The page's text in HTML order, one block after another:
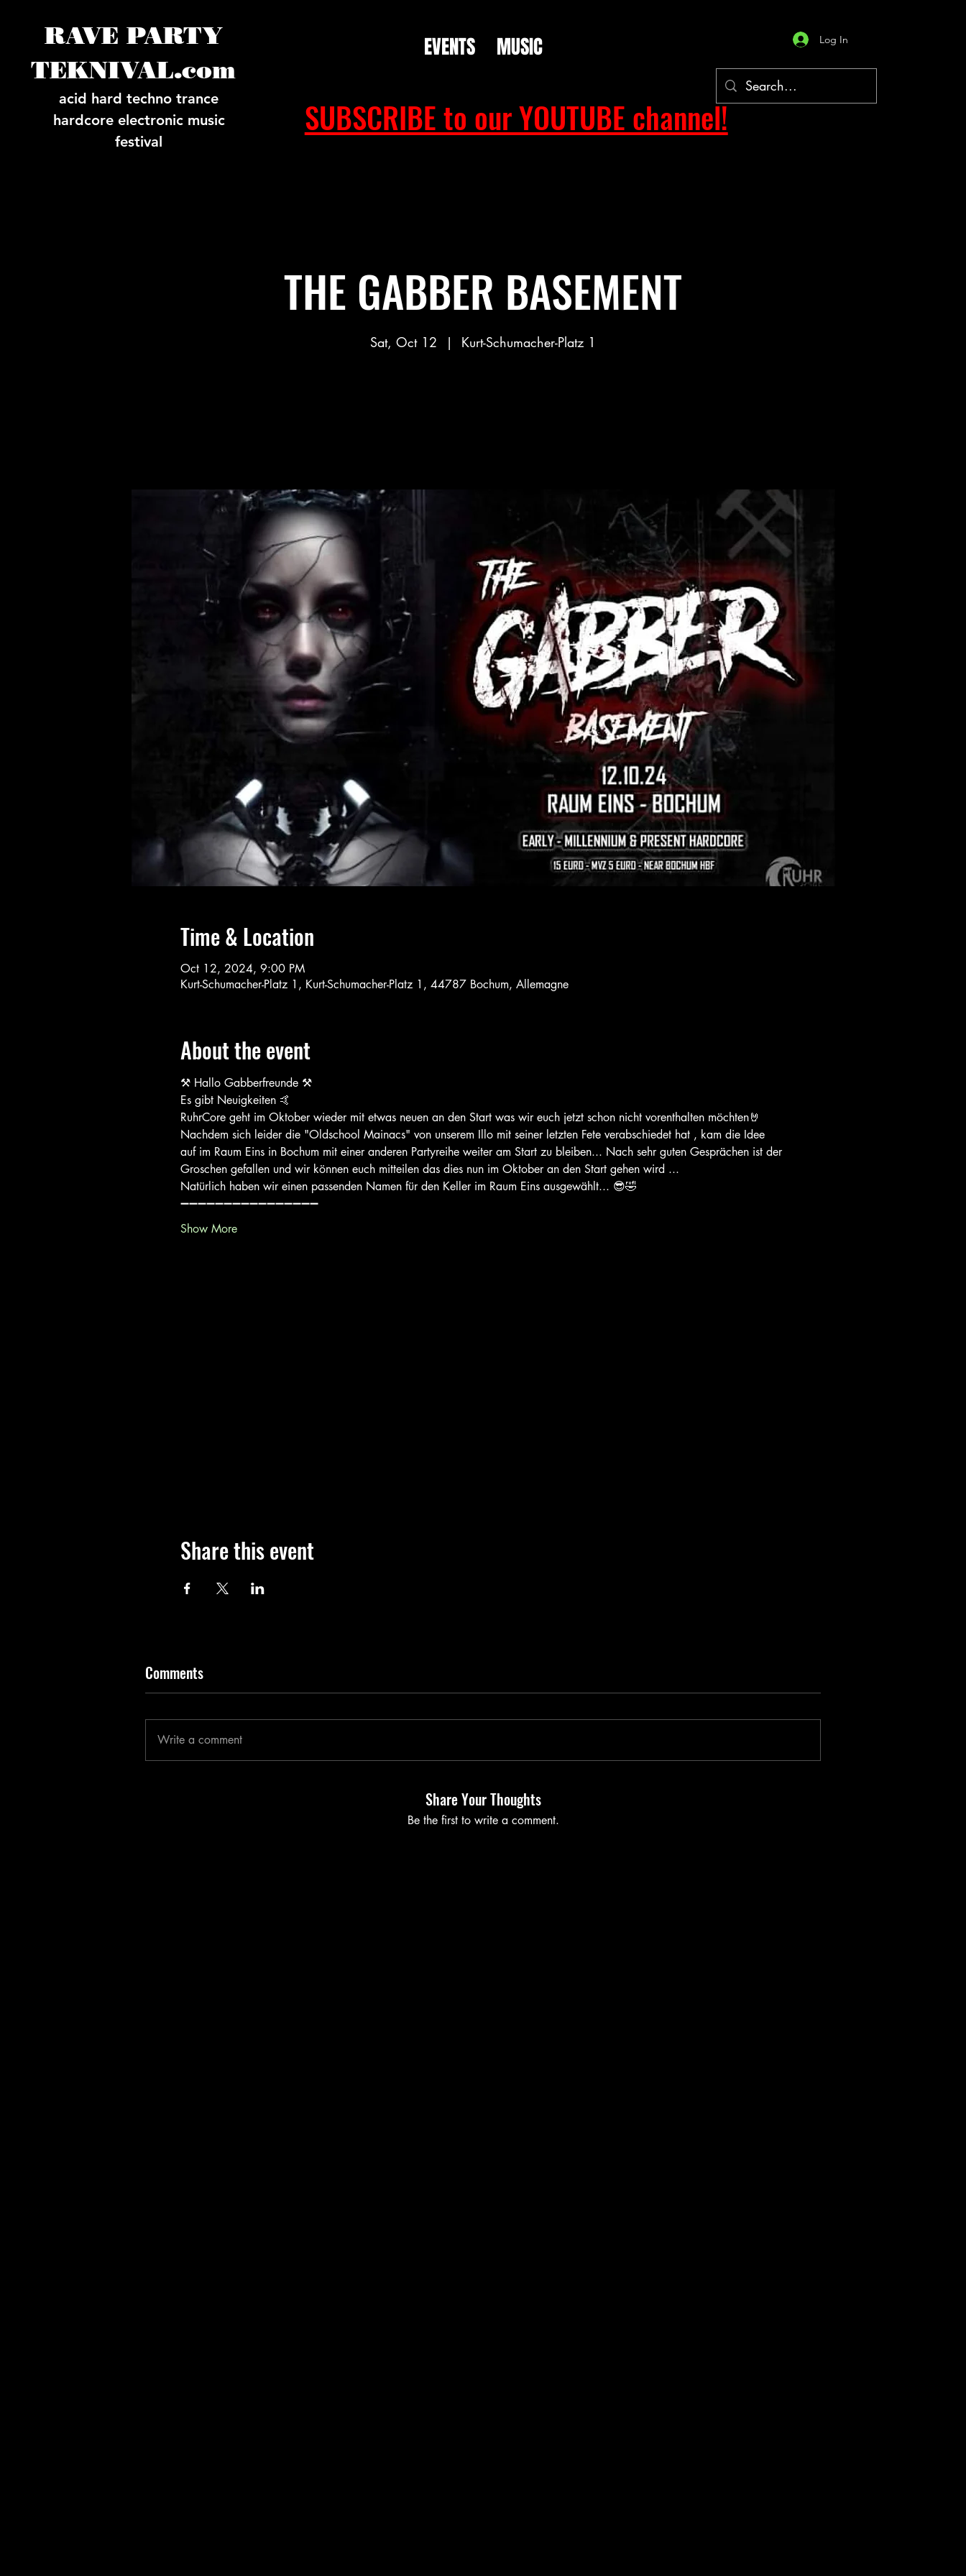
RAVE PARTY
TEKNIVAL.com
acid hard techno trance
hardcore electronic music
festival
SUBSCRIBE to our YOUTUBE channel!
Log In
EVENTS MUSIC
THE GABBER BASEMENT
Sat, Oct 12
  |
Kurt-Schumacher-Platz 1
Time & Location
Oct 12, 2024, 9:00 PM
Kurt-Schumacher-Platz 1, Kurt-Schumacher-Platz 1, 44787 Bochum, Allemagne
About the event
⚒ Hallo Gabberfreunde ⚒
Es gibt Neuigkeiten 🤙
RuhrCore geht im Oktober wieder mit etwas neuen an den Start was wir euch jetzt schon nicht vorenthalten möchten🤘
Nachdem sich leider die "Oldschool Mainacs" von unserem Illo mit seiner letzten Fete verabschiedet hat , kam die Idee
auf im Raum Eins in Bochum mit einer anderen Partyreihe weiter am Start zu bleiben... Nach sehr guten Gesprächen ist der
Groschen gefallen und wir können euch mitteilen das dies nun im Oktober an den Start gehen wird ...
Natürlich haben wir einen passenden Namen für den Keller im Raum Eins ausgewählt... 😎🤣
➖➖➖➖➖➖➖➖➖➖➖➖➖➖➖➖
Show More
Share this event
Comments
Write a comment
Share Your Thoughts
Be the first to write a comment.